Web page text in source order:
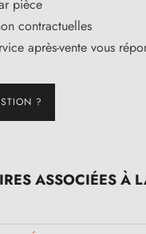
pièce
contractuelles
après-vente vous
?
ASSOCIÉES À